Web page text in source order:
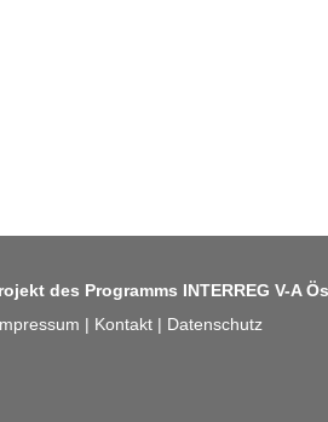
des Programms INTERREG V-A
| Kontakt| Datenschutz